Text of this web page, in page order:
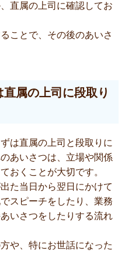
直属の上司に確認してお
ことで、その後のあいさ
直属の上司に段取り
は直属の上司と段取りに
あいさつは、立場や関係
おくことが大切です。
た当日から翌日にかけて
スピーチをしたり、業務
いさつをしたりする流れ
や、特にお世話になった